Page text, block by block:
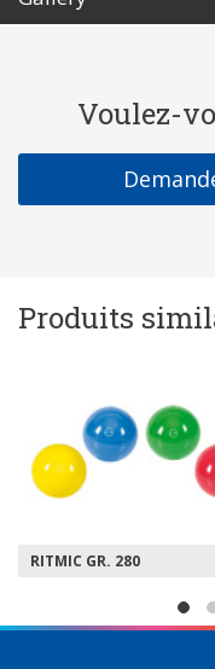
Voulez-
Produits
RITMIC GR. 280